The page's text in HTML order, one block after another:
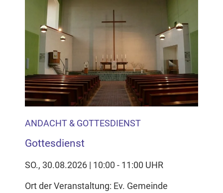
ANDACHT & GOTTESDIENST
Gottesdienst
SO., 30.08.2026 | 10:00 - 11:00 UHR
Ort der Veranstaltung: Ev. Gemeinde